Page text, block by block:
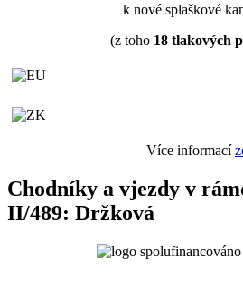
k nové splaškové
(z toho 18tlakových
Více informací
Chodníky a vjezdy v
II/489: Držková